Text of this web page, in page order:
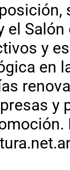
y
en
y